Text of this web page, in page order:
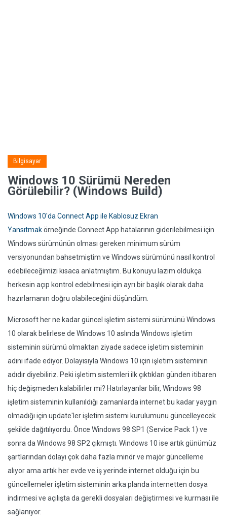
Bilgisayar
Windows 10 Sürümü Nereden
Görülebilir? (Windows Build)
Windows 10'da Connect App ile Kablosuz Ekran
Yansıtmakörneğinde Connect App hatalarının giderilebilmesi için
Windows sürümünün olması gereken minimum sürüm
versiyonundan bahsetmiştim ve Windows sürümünü nasıl kontrol
edebileceğimizi kısaca anlatmıştım. Bu konuyu lazım oldukça
herkesin açıp kontrol edebilmesi için ayrı bir başlık olarak daha
hazırlamanın doğru olabileceğini düşündüm.
Microsoft her ne kadar güncel işletim sistemi sürümünü Windows
10 olarak belirlese de Windows 10 aslında Windows işletim
sisteminin sürümü olmaktan ziyade sadece işletim sisteminin
adını ifade ediyor. Dolayısıyla Windows 10 için işletim sisteminin
adıdır diyebiliriz. Peki işletim sistemleri ilk çıktıkları günden itibaren
hiç değişmeden kalabilirler mi? Hatırlayanlar bilir, Windows 98
işletim sisteminin kullanıldığı zamanlarda internet bu kadar yaygın
olmadığı için update'ler işletim sistemi kurulumunu güncelleyecek
şekilde dağıtılıyordu. Önce Windows 98 SP1 (Service Pack 1) ve
sonra da Windows 98 SP2 çıkmıştı. Windows 10 ise artık günümüz
şartlarından dolayı çok daha fazla minör ve majör güncelleme
alıyor ama artık her evde ve iş yerinde internet olduğu için bu
güncellemeler işletim sisteminin arka planda internetten dosya
indirmesi ve açılışta da gerekli dosyaları değiştirmesi ve kurması ile
sağlanıyor.